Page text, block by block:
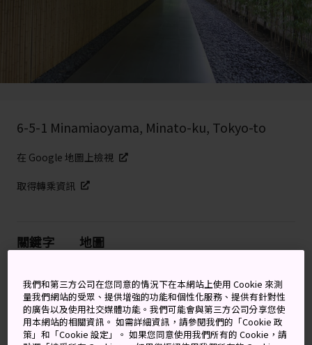
6-5-1 Minamiaoyama, Minato-ku, Tokyo-to
在 Google 地圖上檢視
取得轉乘資訊
關鍵字 地圖
茶室、傳統庭園以及龐大的亞洲
藝術收藏
我們和第三方公司在您同意的情況下在本網站上使用 Cookie 來測
量我們網站的受眾、提供增強的功能和個性化服務、提供有針對性
的廣告以及使用社交媒體功能。我們可能會與第三方公司分享您使
用本網站的相關資訊。 如需詳細資訊，請參閱我們的「Cookie 政
策」和「Cookie 設定」。 如果您同意使用我們所有的 Cookie，請